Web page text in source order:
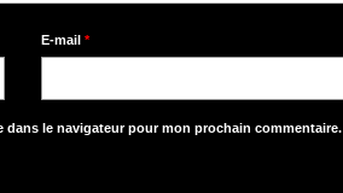
E-mail*
dans le navigateur pour mon prochain commentaire.